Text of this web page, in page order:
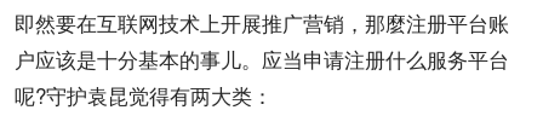
即然要在互联网技术上开展推广营销，那麼注册平台账
户应该是十分基本的事儿。应当申请注册什么服务平台
呢?守护袁昆觉得有两大类：